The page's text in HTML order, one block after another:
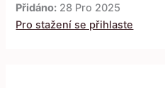
Přidáno: 28 Pro 2025
Pro stažení se přihlaste